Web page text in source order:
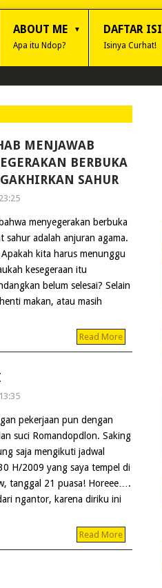
ABOUT ME
Apa itu Ndop?
DAFTAR ISI
Isinya Curhat!
MENJAWAB
BERBUKA
SAHUR
menyegerakan berbuka
sahur adalah anjuran agama.
kita harus menunggu
kesegeraan itu
belum selesai? Selain
makan, atau masih
Read More
pekerjaan pun dengan
suci Romandopdlon. Saking
saja mengikuti jadwal
H/2009 yang saya tempel di
tanggal 21 puasa! Horeee….
ngantor, karena diriku ini
Read More